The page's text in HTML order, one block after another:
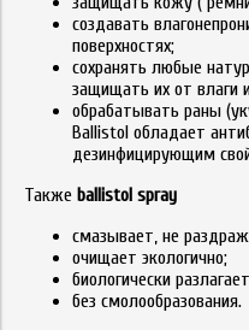
создавать
поверхностях;
сохранять любые
защищать их от влаги
обрабатывать раны
Ballistol обладает
дезинфицирующим
Также ballistol spray
смазывает, не
очищает экологично;
биологически
без смолообразования.